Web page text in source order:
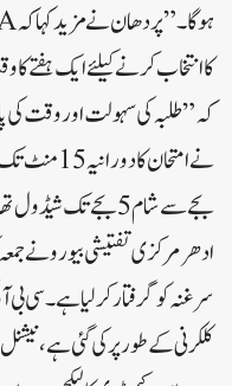
کا انتخاب کرنے کیلئے ایک ہفتے
ادھرمرکزی تفتیشی بیورو نے
سرغنہ کو گرفتار کر لیا ہے۔سی
کلکرنی کے طور پر کی گئی ہے،